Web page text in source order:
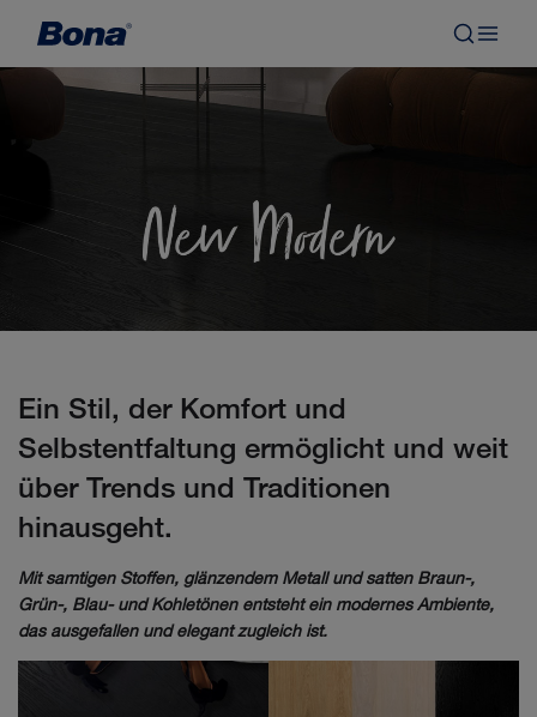
Ein Stil, der Komfort und
Selbstentfaltung ermöglicht und weit
über Trends und Traditionen
hinausgeht.
Mit samtigen Stoffen, glänzendem Metall und satten Braun-,
Grün-, Blau- und Kohletönen entsteht ein modernes Ambiente,
das ausgefallen und elegant zugleich ist.